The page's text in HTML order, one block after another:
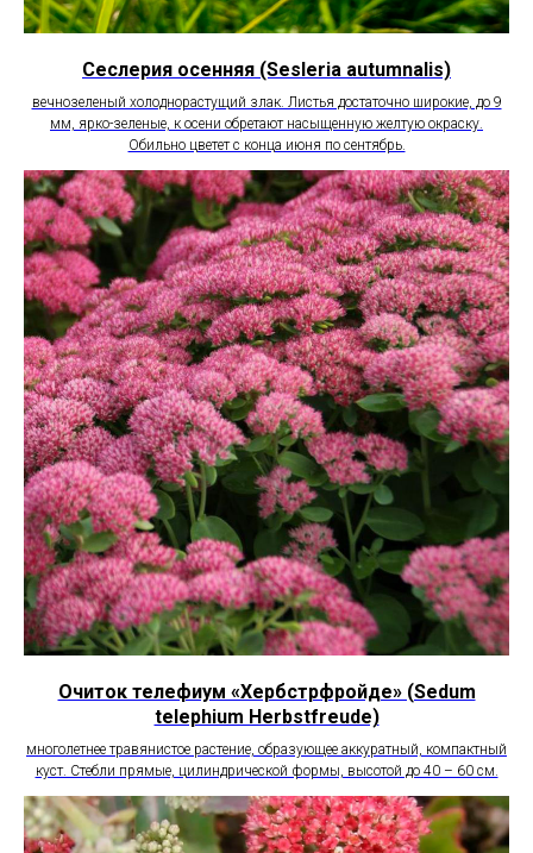
Сеслерия осенняя (Sesleria autumnalis)
вечнозеленый холоднорастущий злак. Листья достаточно широкие, до 9
мм, ярко-зеленые, к осени обретают насыщенную желтую окраску.
Обильно цветет с конца июня по сентябрь.
Очиток телефиум «Хербстрфройде» (Sedum
telephium Herbstfreude)
многолетнее травянистое растение, образующее аккуратный, компактный
куст. Стебли прямые, цилиндрической формы, высотой до 40 – 60 см.